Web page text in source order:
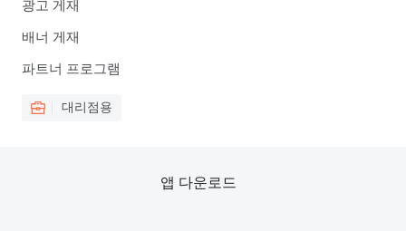
광고 게재
배너 게재
파트너 프로그램
대리점용
앱 다운로드